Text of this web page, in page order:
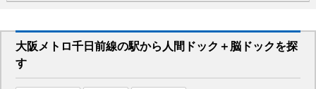
大阪メトロ千日前線の駅から 人間ドック＋脳ドックを探
す